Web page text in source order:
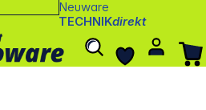
Neuware
TECHNIKdirekt